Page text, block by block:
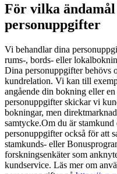
För vilka
personuppgifter
Vi behandlar dina
rums-, bords- eller
Dina personuppgifter behövs
kundrelation. Vi kan till
angående din bokning eller
personuppgifter skickar vi
bokningar, men
samtycke.Om du är
personuppgifter också för att
stamkunds- eller
forskningsenkäter som
kundservice. Läs mer om